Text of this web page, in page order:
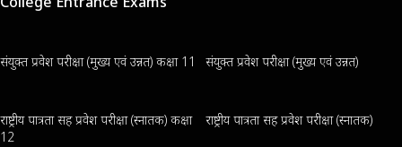
संयुक्त प्रवेश परीक्षा (मुख्य एवं उन्नत) कक्षा 11 संयुक्त प्रवेश परीक्षा (मुख्य एवं उन्नत)
राष्ट्रीय पात्रता सह प्रवेश परीक्षा (स्नातक) कक्षा
12
राष्ट्रीय पात्रता सह प्रवेश परीक्षा (स्नातक)